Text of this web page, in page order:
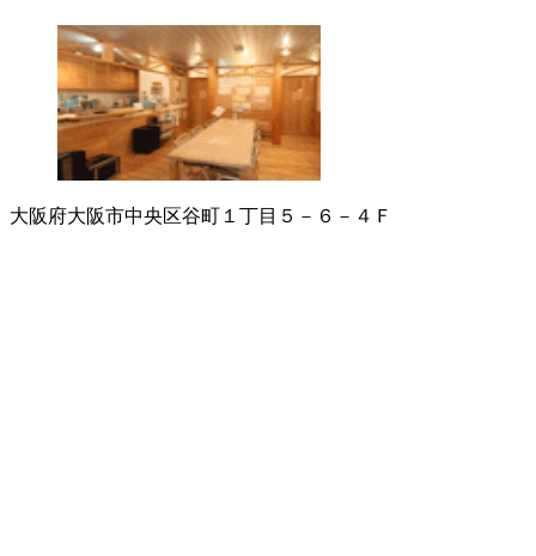
大阪府大阪市中央区谷町１丁目５－６－４Ｆ